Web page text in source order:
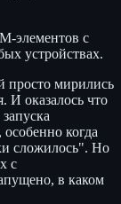
элементов с
устройствах.
просто мирились
И оказалось что
когда
сложилось". Но
с
в каком